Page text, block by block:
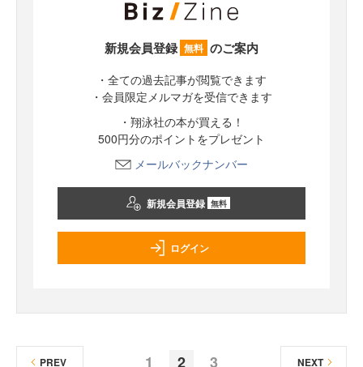
新規会員登録 無料 のご案内
・全ての過去記事が閲覧できます
・会員限定メルマガを受信できます
・翔泳社の本が買える！
500円分のポイントをプレゼント
メールバックナンバー
新規会員登録 無料
ログイン
1 2 3
PREV NEXT